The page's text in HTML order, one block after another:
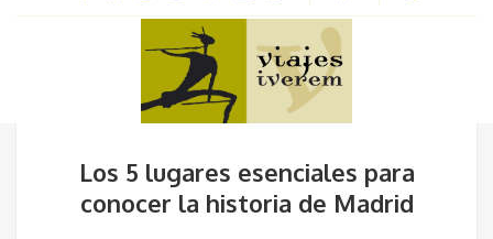
Los 5 lugares esenciales para
conocer la historia de Madrid